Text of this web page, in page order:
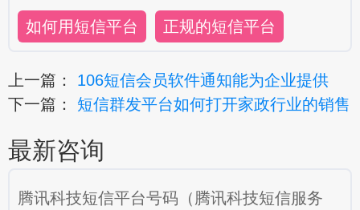
如何用短信平台 正规的短信平台
上一篇： 106短信会员软件通知能为企业提供
下一篇： 短信群发平台如何打开家政行业的销售
最新咨询
腾讯科技短信平台号码（腾讯科技短信服务